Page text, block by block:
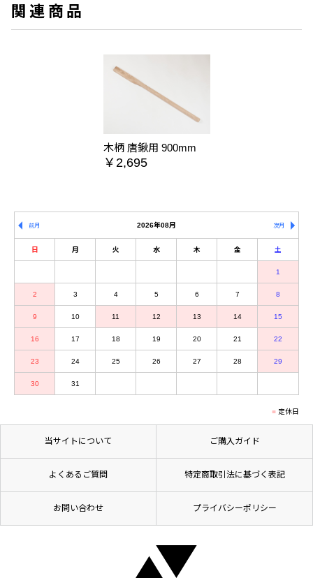
関連商品
木柄 唐鍬用 900mm
￥2,695
2026年08月
前月 次月
日 月 火 水 木 金 土
1
2 3 4 5 6 7 8
9 10 11 12 13 14 15
16 17 18 19 20 21 22
23 24 25 26 27 28 29
30 31
定休日
当サイトについて ご購入ガイド
よくあるご質問 特定商取引法に基づく表記
お問い合わせ プライバシーポリシー